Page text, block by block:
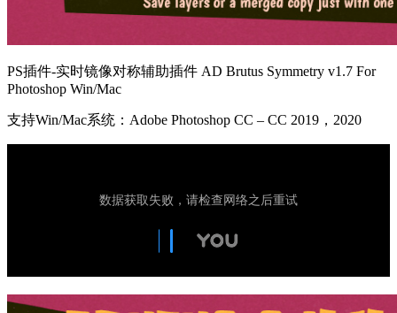
PS插件-实时镜像对称辅助插件 AD Brutus Symmetry v1.7 For
Photoshop Win/Mac
支持Win/Mac系统：Adobe Photoshop CC – CC 2019，2020